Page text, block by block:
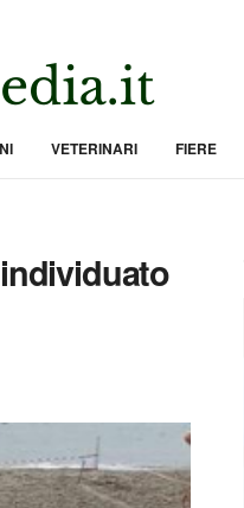
VETERINARI FIERE